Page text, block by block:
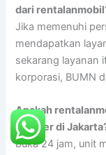
dari
Jika memenuhi
mendapatkan
sekarang layanan
korporasi, BUMN
Apakah
populer di
buka 24 jam, unit